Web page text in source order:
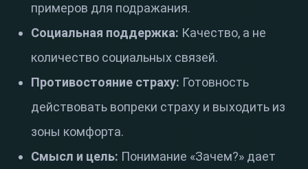
примеров для подражания.
Социальная поддержка: Качество, а не
количество социальных связей.
Противостояние страху: Готовность
действовать вопреки страху и выходить из
зоны комфорта.
Смысл и цель: Понимание «Зачем?» дает